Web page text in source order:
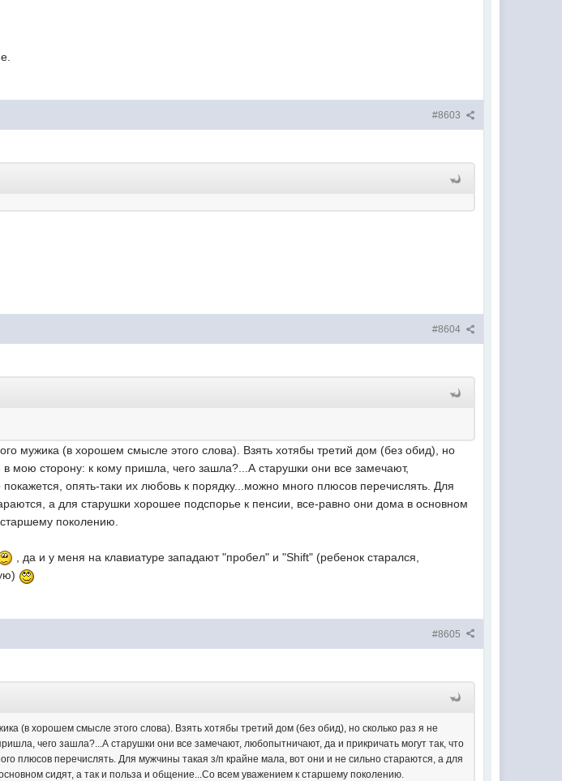
#8603
#8604
мужика (в хорошем смысле этого слова). Взять хотябы третий дом (без обид), но
мою сторону: к кому пришла, чего зашла?...А старушки они все замечают,
опять-таки их любовь к порядку...можно много плюсов перечислять. Для
а для старушки хорошее подспорье к пенсии, все-равно они дома в основном
поколению.
, да и у меня на клавиатуре западают "пробел" и "Shift" (ребенок старался,
#8605
(в хорошем смысле этого слова). Взять хотябы третий дом (без обид), но сколько раз я не
чего зашла?...А старушки они все замечают, любопытничают, да и прикричать могут так, что
плюсов перечислять. Для мужчины такая з/п крайне мала, вот они и не сильно стараются, а для
сидят, а так и польза и общение...Со всем уважением к старшему поколению.